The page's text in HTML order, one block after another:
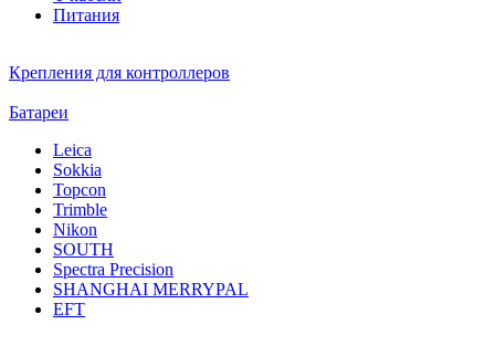
Питания
Крепления для контроллеров
Батареи
Leica
Sokkia
Topcon
Trimble
Nikon
SOUTH
Spectra Precision
SHANGHAI MERRYPAL
EFT